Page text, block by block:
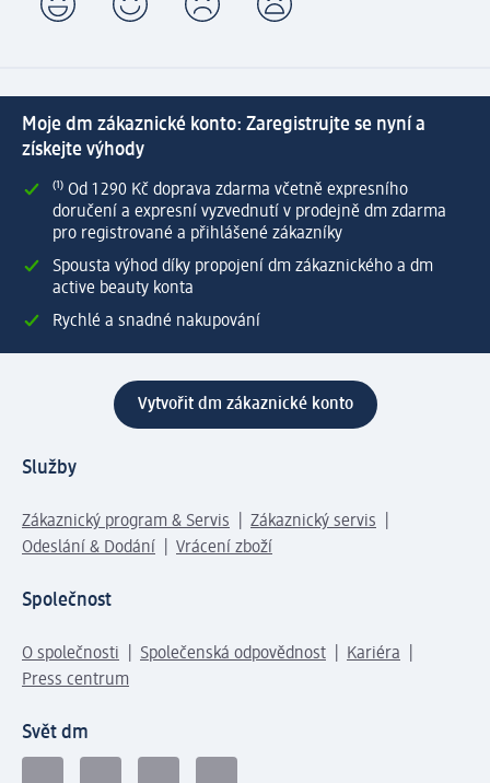
Moje dm zákaznické konto: Zaregistrujte se nyní a
získejte výhody
⁽¹⁾ Od 1 290 Kč doprava zdarma včetně expresního
doručení a expresní vyzvednutí v prodejně dm zdarma
pro registrované a přihlášené zákazníky
Spousta výhod díky propojení dm zákaznického a dm
active beauty konta
Rychlé a snadné nakupování
Vytvořit dm zákaznické konto
Služby
Zákaznický program & Servis
Zákaznický servis
Odeslání & Dodání
Vrácení zboží
Společnost
O společnosti Společenská odpovědnost
Kariéra
Press centrum
Svět dm